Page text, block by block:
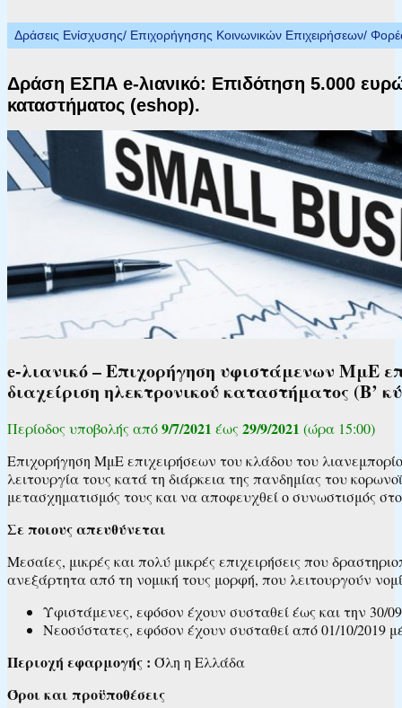
Δράσεις Ενίσχυσης/ Επιχορήγησης Κοινωνικών Επιχειρήσεων/
Δράση ΕΣΠΑ e-λιανικό: Επιδότηση 5.000
καταστήματος (eshop).
e-λιανικό – Επιχορήγηση υφιστάμενων ΜμΕ
διαχείριση ηλεκτρονικού καταστήματος (Β’
Περίοδος υποβολής από9/7/2021 έως 29/9/2021 (ώρα 15:00)
Επιχορήγηση ΜμΕ επιχειρήσεων του κλάδου του
λειτουργία τους κατά τη διάρκεια της πανδημίας του
μετασχηματισμός τους και να αποφευχθεί ο συνωστισμός
Σε ποιους απευθύνεται
Μεσαίες, μικρές και πολύ μικρές επιχειρήσεις που
ανεξάρτητα από τη νομική τους μορφή, που λειτουργούν
Υφιστάμενες, εφόσον έχουν συσταθεί έως και την 30/
Νεοσύστατες, εφόσον έχουν συσταθεί από 01/10/2019
Περιοχή εφαρμογής : Όλη η Ελλάδα
Όροι και προϋποθέσεις